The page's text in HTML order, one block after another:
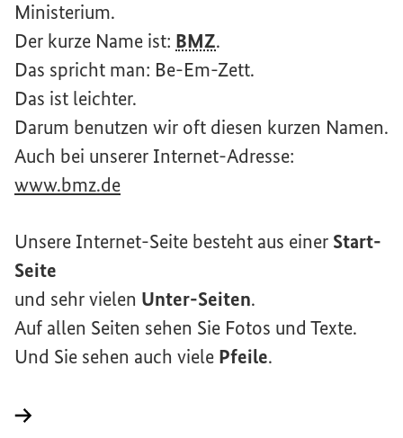
Ministerium.
Der kurze Name ist: BMZ.
Das spricht man: Be-Em-Zett.
Das ist leichter.
Darum benutzen wir oft diesen kurzen Namen.
Auch bei unserer Internet-Adresse:
www.bmz.de
Unsere Internet-Seite besteht aus einer Start-
Seite
und sehr vielen Unter-Seiten.
Auf allen Seiten sehen Sie Fotos und Texte.
Und Sie sehen auch viele Pfeile.